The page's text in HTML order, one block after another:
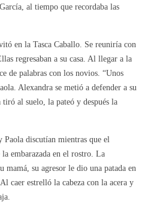
al tiempo que recordaba las
en la Tasca Caballo. Se reuniría con
regresaban a su casa. Al llegar a la
de palabras con los novios. “Unos
Alexandra se metió a defender a su
al suelo, la pateó y después la
discutían mientras que el
embarazada en el rostro. La
mamá, su agresor le dio una patada en
caer estrelló la cabeza con la acera y